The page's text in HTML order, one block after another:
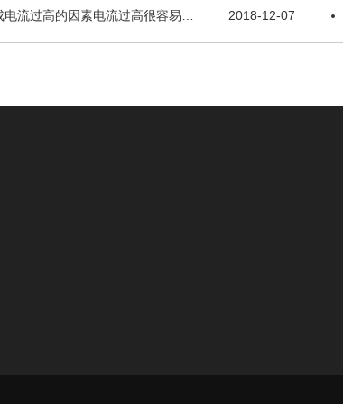
2018-12-07
电流过高的因素电流过高很容易…